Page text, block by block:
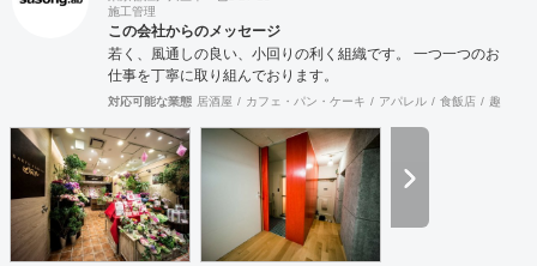
施工管理
この会社からのメッセージ
若く、風通しの良い、小回りの利く組織です。 一つ一つのお
仕事を丁寧に取り組んでおります。
対応可能な業態 居酒屋 カフェ・パン・ケーキ アパレル 食飯店 趣味・